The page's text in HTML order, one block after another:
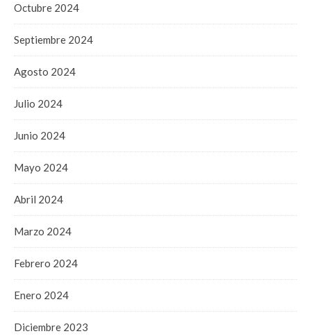
Octubre 2024
Septiembre 2024
Agosto 2024
Julio 2024
Junio 2024
Mayo 2024
Abril 2024
Marzo 2024
Febrero 2024
Enero 2024
Diciembre 2023